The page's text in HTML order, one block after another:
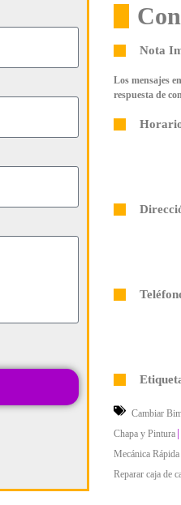
Nota
Los mensajes
respuesta de
Cambiar
Chapa y Pintura
Mecánica Rápida
Reparar caja de